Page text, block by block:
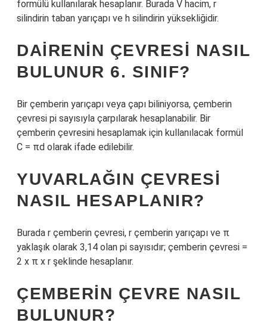
formülü kullanılarak hesaplanır. Burada V hacim, r
silindirin taban yarıçapı ve h silindirin yüksekliğidir.
DAIRENIN ÇEVRESI NASIL
BULUNUR 6. SINIF?
Bir çemberin yarıçapı veya çapı biliniyorsa, çemberin
çevresi pi sayısıyla çarpılarak hesaplanabilir. Bir
çemberin çevresini hesaplamak için kullanılacak formül
C = πd olarak ifade edilebilir.
YUVARLAĞIN ÇEVRESI
NASIL HESAPLANIR?
Burada r çemberin çevresi, r çemberin yarıçapı ve π
yaklaşık olarak 3,14 olan pi sayısıdır; çemberin çevresi =
2 x π x r şeklinde hesaplanır.
ÇEMBERIN ÇEVRE NASIL
BULUNUR?